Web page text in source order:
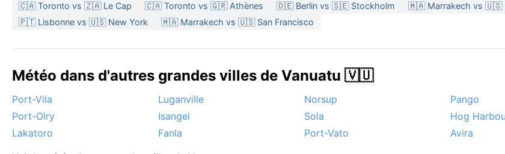
🇨🇦 Toronto vs 🇿🇦 Le Cap 🇨🇦 Toronto vs 🇬🇷 Athènes 🇩🇪 Berlin vs 🇸🇪 Stockholm
🇲🇦 Marrakech vs 🇺🇸
🇵🇹 Lisbonne vs 🇺🇸 New York
🇲🇦 Marrakech vs 🇺🇸 San Francisco
Météo dans d'autres grandes villes de Vanuatu 🇻🇺
Port-Vila Luganville Norsup
Pango
Port-Olry
Isangel Sola
Hog
Lakatoro
Fanla Port-Vato
Avira